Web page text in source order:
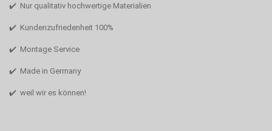
✔️ Nur qualitativ hochwertige Materialien
✔️ Kundenzufriedenheit 100%
✔️ Montage Service
✔️ Made in Germany
✔️ weil wir es können!